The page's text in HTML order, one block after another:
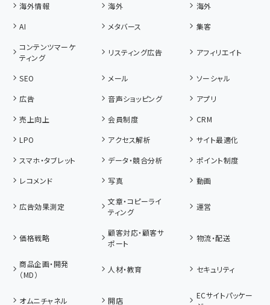
海外情報 海外
海外
AI
メタバース
集客
コンテンツマーケ
ティング
リスティング広告 アフィリエイト
SEO メール
ソーシャル
広告
音声ショッピング
アプリ
売上向上
会員制度
CRM
LPO
アクセス解析
サイト最適化
スマホ・タブレット
データ・競合分析
ポイント制度
レコメンド
写真 動画
広告効果測定
文章・コピーライ
ティング
運営
価格戦略
顧客対応・顧客サ
ポート
物流・配送
商品企画・開発
（MD）
人材・教育 セキュリティ
オムニチャネル 開店
ECサイトパッケー